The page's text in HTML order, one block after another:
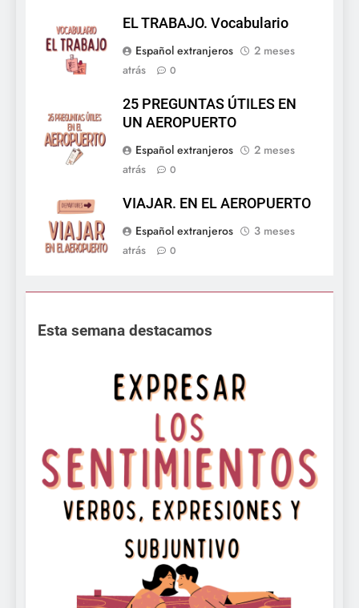
EL TRABAJO. Vocabulario
Español extranjeros
2 meses
atrás
0
25 PREGUNTAS ÚTILES EN
UN AEROPUERTO
Español extranjeros
2 meses
atrás
0
VIAJAR. EN EL AEROPUERTO
Español extranjeros
3 meses
atrás
0
Esta semana destacamos